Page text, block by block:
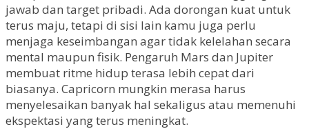
jawab dan target pribadi. Ada dorongan kuat untuk
terus maju, tetapi di sisi lain kamu juga perlu
menjaga keseimbangan agar tidak kelelahan secara
mental maupun fisik. Pengaruh Mars dan Jupiter
membuat ritme hidup terasa lebih cepat dari
biasanya. Capricorn mungkin merasa harus
menyelesaikan banyak hal sekaligus atau memenuhi
ekspektasi yang terus meningkat.